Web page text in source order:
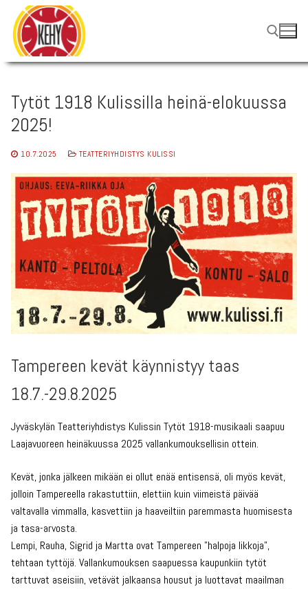
Hyppää
sisältöön
Tytöt 1918 Kulissilla heinä-elokuussa
2025!
10.7.2025 TEATTERIYHDISTYS KULISSI
Tampereen kevät käynnistyy taas
18.7.-29.8.2025
Jyväskylän Teatteriyhdistys Kulissin Tytöt 1918-musikaali saapuu
Laajavuoreen heinäkuussa 2025 vallankumouksellisin ottein.
Kevät, jonka jälkeen mikään ei ollut enää entisensä, oli myös kevät,
jolloin Tampereella rakastuttiin, elettiin kuin viimeistä päivää
valtavalla vimmalla, kasvettiin ja haaveiltiin paremmasta huomisesta
ja tasa-arvosta.
Lempi, Rauha, Sigrid ja Martta ovat Tampereen ”halpoja likkoja”,
tehtaan tyttöjä. Vallankumouksen saapuessa kaupunkiin tytöt
tarttuvat aseisiin, vetävät jalkaansa housut ja luottavat maailman